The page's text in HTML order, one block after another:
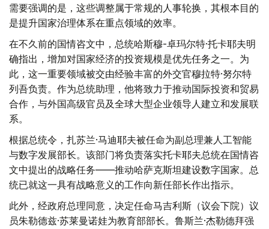
需要强调的是，这些调整属于常规的人事轮换，其根本目的
是提升国家治理体系在重点领域的效率。
在不久前的国情咨文中，总统哈斯穆-卓玛尔特·托卡耶夫明
确指出，增加对国家经济的投资规模是优先任务之一。为
此，这一重要领域被交由经验丰富的外交官穆拉特·努尔特
列吾负责。作为总统助理，他将致力于推动国际投资和贸易
合作，与外国高级官员及全球大型企业领导人建立和发展联
系。
根据总统令，扎苏兰·马迪耶夫被任命为副总理兼人工智能
与数字发展部长。该部门将负责落实托卡耶夫总统在国情咨
文中提出的战略任务——推动哈萨克斯坦建设数字国家。总
统已就这一具有战略意义的工作向新任部长作出指示。
此外，经政府总理同意，决定任命马吉利斯（议会下院）议
员朱勒德兹·苏莱曼诺娃为教育部部长。鲁斯兰·杰勒德拜强